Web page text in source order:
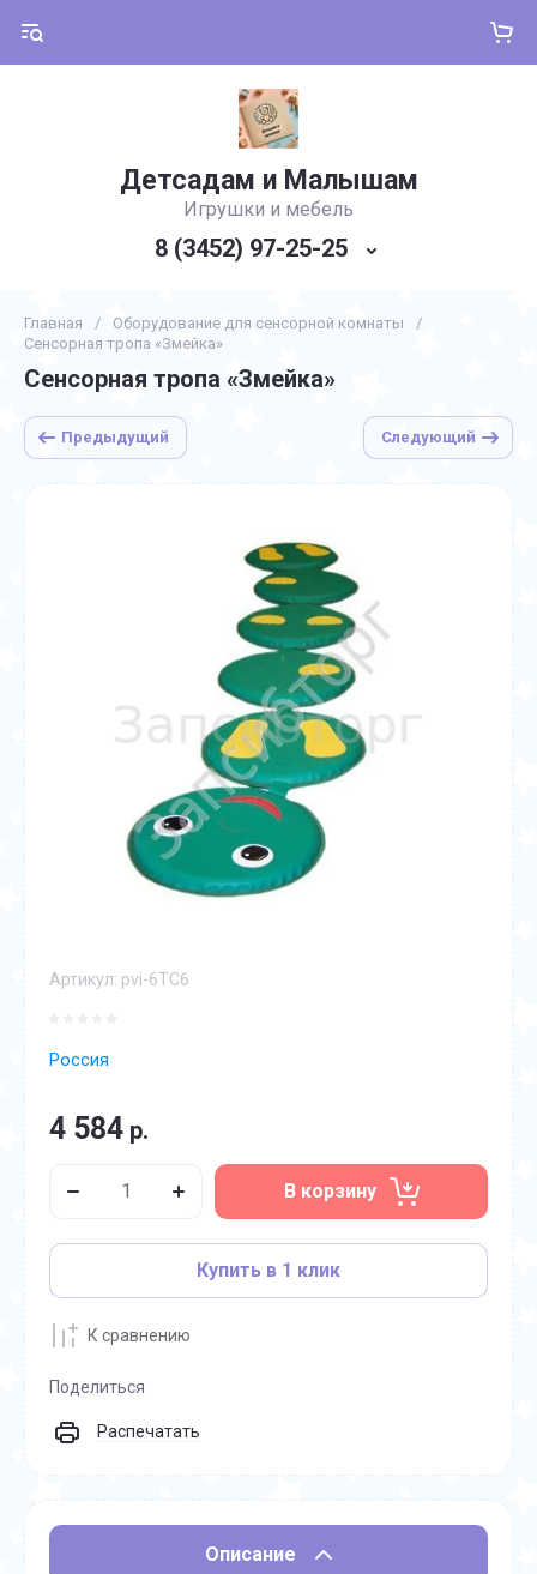
Детсадам и Малышам
Игрушки и мебель
8 (3452) 97-25-25
Главная / Оборудование для сенсорной комнаты
/
Сенсорная тропа «Змейка»
Сенсорная тропа «Змейка»
Предыдущий Следующий
Артикул: pvi-6ТС6
Россия
4 584 р.
В корзину
Купить в 1 клик
К сравнению
Поделиться
Распечатать
Описание